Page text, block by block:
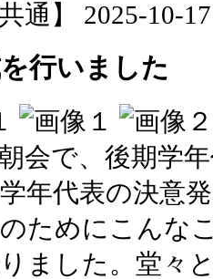
共通】 2025-10-
行いました
会で、後期学
年代表の決意
ためにこんな
ました。堂々